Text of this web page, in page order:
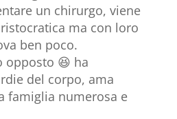
un chirurgo, viene
ma con loro
ben poco.
opposto 😆 ha
del corpo, ama
famiglia numerosa e